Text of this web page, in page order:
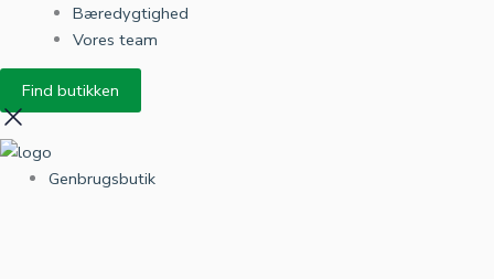
Bæredygtighed
Vores team
Find butikken
Genbrugsbutik